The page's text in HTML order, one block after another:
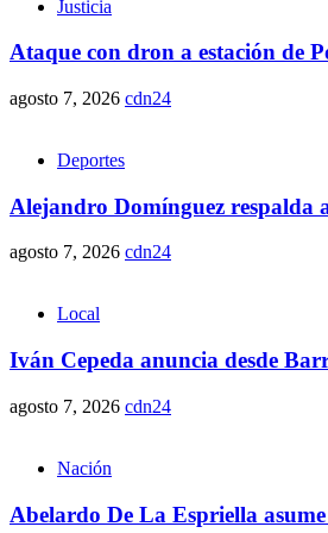
Justicia
Ataque con dron a estación de
agosto 7, 2026 cdn24
Deportes
Alejandro Domínguez respalda
agosto 7, 2026 cdn24
Local
Iván Cepeda anuncia desde
agosto 7, 2026 cdn24
Nación
Abelardo De La Espriella